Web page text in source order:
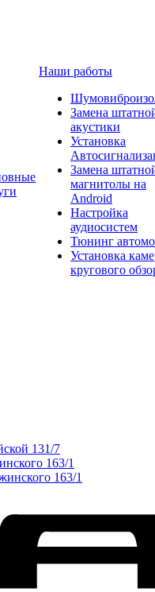
Наши работы
Замена
акустики
Установка
Замена
магнитолы на
Android
Настройка
аудиосистем
Тюнинг
Установка
кругового
131/7
163/1
163/1